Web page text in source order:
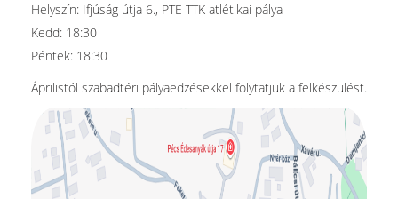
Helyszín: Ifjúság útja 6., PTE TTK atlétikai pálya
Kedd: 18:30
Péntek: 18:30
Áprilistól szabadtéri pályaedzésekkel folytatjuk a felkészülést.